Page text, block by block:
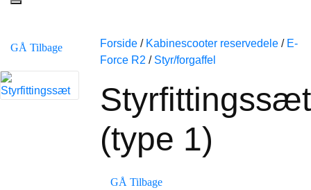
GÅ Tilbage Forside / Kabinescooter reservedele / E-
Force R2 / Styr/forgaffel
Styrfittingssæt
(type 1)
GÅ Tilbage